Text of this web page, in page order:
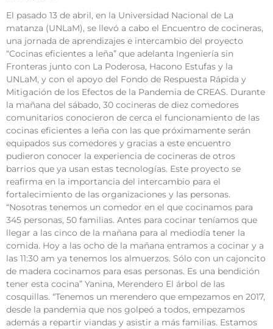
El pasado 13 de abril, en la Universidad Nacional de La
matanza (UNLaM), se llevó a cabo el Encuentro de cocineras,
una jornada de aprendizajes e intercambio del proyecto
“Cocinas eficientes a leña” que adelanta Ingeniería sin
Fronteras junto con La Poderosa, Hacono Estufas y la
UNLaM, y con el apoyo del Fondo de Respuesta Rápida y
Mitigación de los Efectos de la Pandemia de CREAS. Durante
la mañana del sábado, 30 cocineras de diez comedores
comunitarios conocieron de cerca el funcionamiento de las
cocinas eficientes a leña con las que próximamente serán
equipados sus comedores y gracias a este encuentro
pudieron conocer la experiencia de cocineras de otros
barrios que ya usan estas tecnologías. Este proyecto se
reafirma en la importancia del intercambio para el
fortalecimiento de las organizaciones y las personas.
“Nosotras tenemos un comedor en el que cocinamos para
345 personas, 50 familias. Antes para cocinar teníamos que
llegar a las cinco de la mañana para al mediodía tener la
comida. Hoy a las ocho de la mañana entramos a cocinar y a
las 11:30 am ya tenemos los almuerzos. Sólo con un cajoncito
de madera cocinamos para esas personas. Es una bendición
tener esta cocina” Yanina, Merendero El árbol de las
cosquillas. “Tenemos un merendero que empezamos en 2017,
desde la pandemia que nos golpeó a todos, empezamos
además a repartir viandas y asistir a más familias. Estamos